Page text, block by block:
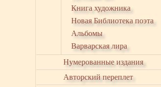
Книга художника
Новая Библиотека поэта
Альбомы
Варварская лира
Нумерованные издания
Авторский переплет